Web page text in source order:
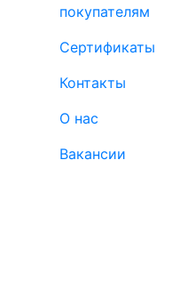
покупателям
Сертификаты
Контакты
О нас
Вакансии